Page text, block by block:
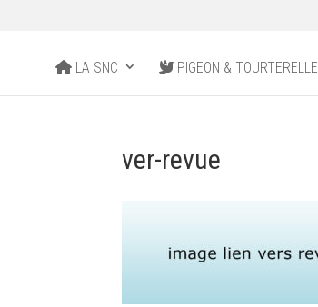
LA SNC PIGEON & TOURTERELLE
ver-revue